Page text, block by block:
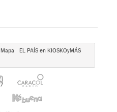
Mapa
EL PAÍS en KIOSKOyMÁS